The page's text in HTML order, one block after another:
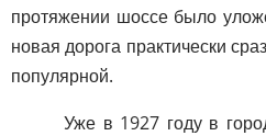
протяжении шоссе было
новая дорога практически
популярной.
Уже в 1927 году в